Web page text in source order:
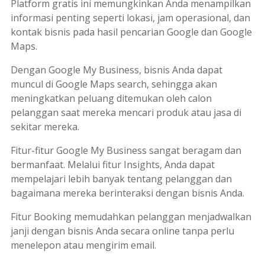
Platform gratis ini memungkinkan Anda menampilkan
informasi penting seperti lokasi, jam operasional, dan
kontak bisnis pada hasil pencarian Google dan Google
Maps.
Dengan Google My Business, bisnis Anda dapat
muncul di Google Maps search, sehingga akan
meningkatkan peluang ditemukan oleh calon
pelanggan saat mereka mencari produk atau jasa di
sekitar mereka.
Fitur-fitur Google My Business sangat beragam dan
bermanfaat. Melalui fitur Insights, Anda dapat
mempelajari lebih banyak tentang pelanggan dan
bagaimana mereka berinteraksi dengan bisnis Anda.
Fitur Bookingmemudahkan pelanggan menjadwalkan
janji dengan bisnis Anda secara online tanpa perlu
menelepon atau mengirim email.